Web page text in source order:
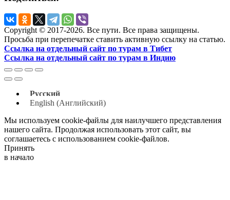
Copyright © 2017-2026. Все пути. Все права защищены.
Просьба при перепечатке ставить активную ссылку на статью.
Ссылка на отдельный сайт по турам в Тибет
Ссылка на отдельный сайт по турам в Индию
Русский
English (Английский)
Мы используем cookie-файлы для наилучшего представления
нашего сайта. Продолжая использовать этот сайт, вы
соглашаетесь с использованием cookie-файлов.
Принять
в начало